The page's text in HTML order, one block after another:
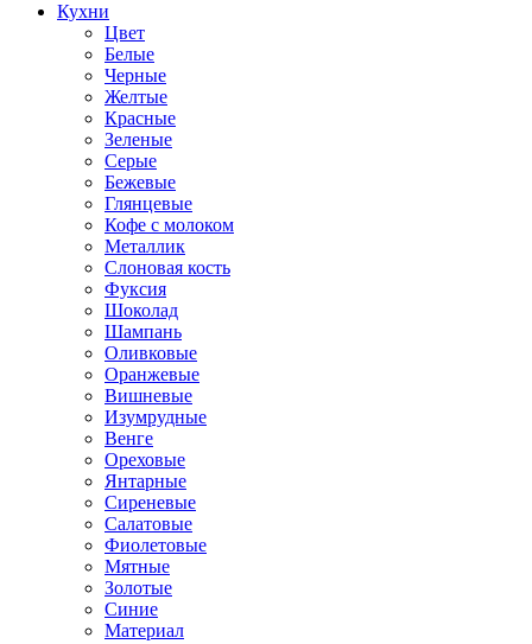
Кухни
Цвет
Белые
Черные
Желтые
Красные
Зеленые
Серые
Бежевые
Глянцевые
Кофе с молоком
Металлик
Слоновая кость
Фуксия
Шоколад
Шампань
Оливковые
Оранжевые
Вишневые
Изумрудные
Венге
Ореховые
Янтарные
Сиреневые
Салатовые
Фиолетовые
Мятные
Золотые
Синие
Материал